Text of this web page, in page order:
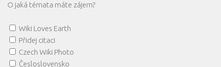
O jaká témata máte zájem?
Wiki Loves Earth
Přidej citaci
Czech Wiki Photo
Česloslovensko